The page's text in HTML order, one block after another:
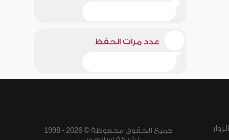
عدد مرات الحفظ
جميع الحقوق محفوظة © 2026 - 1998